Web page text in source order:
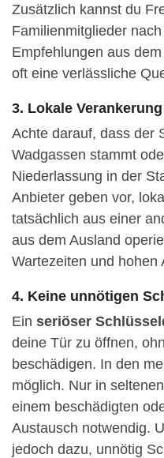
Zusätzlich kannst du
Familienmitglieder
Empfehlungen aus
oft eine verlässliche
3. Lokale Verankerung
Achte darauf, dass der
Wadgassen stammt
Niederlassung in der
Anbieter geben vor,
tatsächlich aus einer
aus dem Ausland
Wartezeiten und hohen
4. Keine unnötigen
Ein seriöser
deine Tür zu öffnen,
beschädigen. In den
möglich. Nur in
einem beschädigten
Austausch notwendig.
jedoch dazu, unnötig